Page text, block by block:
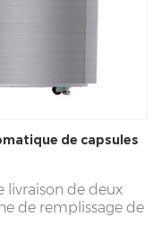
de capsules
livraison de deux
de remplissage de